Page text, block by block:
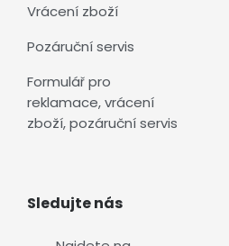
Vrácení zboží
Pozáruční servis
Formulář pro
reklamace, vrácení
zboží, pozáruční servis
Sledujte nás